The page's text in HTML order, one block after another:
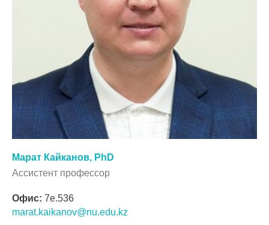
Марат Кайканов, PhD
Ассистент профессор
Офис: 7e.536
marat.kaikanov@nu.edu.kz